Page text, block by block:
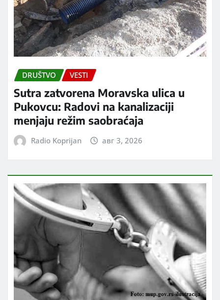
DRUŠTVO VESTI
Sutra zatvorena Moravska ulica u
Pukovcu: Radovi na kanalizaciji
menjaju režim saobraćaja
Radio Koprijan авг 3, 2026